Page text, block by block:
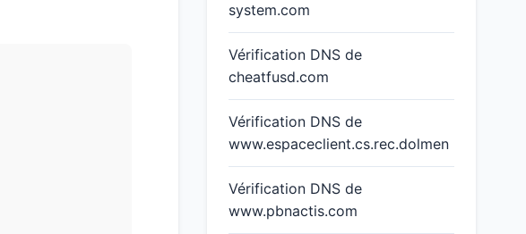
system.com
Vérification DNS de
cheatfusd.com
Vérification DNS de
www.espaceclient.cs.rec.dolmen
Vérification DNS de
www.pbnactis.com